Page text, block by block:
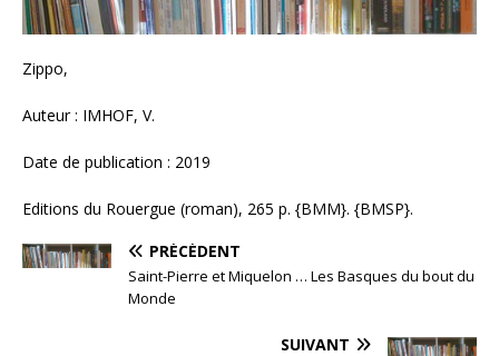
Zippo,
Auteur : IMHOF, V.
Date de publication : 2019
Editions du Rouergue (roman), 265 p. {BMM}. {BMSP}.
PRÉCÉDENT
Saint-Pierre et Miquelon … Les Basques du bout du
Monde
SUIVANT